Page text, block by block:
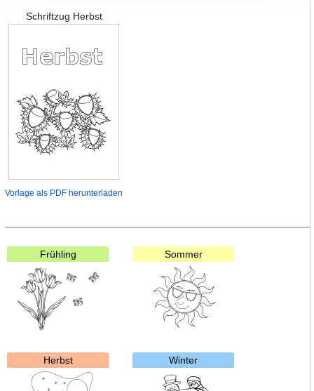
Schriftzug Herbst
Vorlage als PDF herunterladen
Frühling Sommer
Herbst Winter